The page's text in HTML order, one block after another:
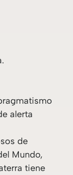
alerta
de
Mundo,
tiene